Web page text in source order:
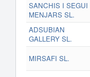
SANCHIS I SEGUI
MENJARS SL.
ADSUBIAN
GALLERY SL.
MIRSAFI SL.